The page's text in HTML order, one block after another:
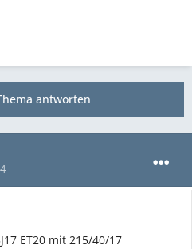
antworten
ET20 mit 215/40/17